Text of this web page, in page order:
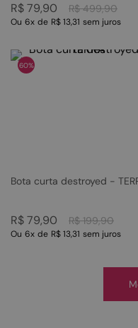
R$ 499,90
R$79,90
Ou 6x de R$ 13,31 sem juros
60%
Bota curta destroyed -
R$ 199,90
R$79,90
Ou 6x de R$ 13,31 sem juros